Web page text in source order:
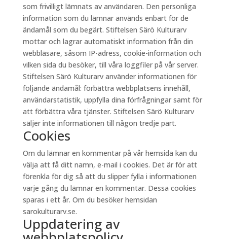
som frivilligt lämnats av användaren. Den personliga
information som du lämnar används enbart för de
ändamål som du begärt. Stiftelsen Särö Kulturarv
mottar och lagrar automatiskt information från din
webbläsare, såsom IP-adress, cookie-information och
vilken sida du besöker, till våra loggfiler på vår server.
Stiftelsen Särö Kulturarv använder informationen för
följande ändamål: förbättra webbplatsens innehåll,
användarstatistik, uppfylla dina förfrågningar samt för
att förbättra våra tjänster. Stiftelsen Särö Kulturarv
säljer inte informationen till någon tredje part.
Cookies
Om du lämnar en kommentar på vår hemsida kan du
välja att få ditt namn, e-mail i cookies. Det är för att
förenkla för dig så att du slipper fylla i informationen
varje gång du lämnar en kommentar. Dessa cookies
sparas i ett år. Om du besöker hemsidan
sarokulturarv.se.
Uppdatering av